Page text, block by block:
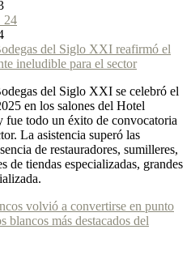
del Siglo XXI reafirmó el
ineludible para el sector
del Siglo XXI se celebró el
en los salones del Hotel
todo un éxito de convocatoria
La asistencia superó las
de restauradores, sumilleres,
de tiendas especializadas, grandes
volvió a convertirse en punto
blancos más destacados del